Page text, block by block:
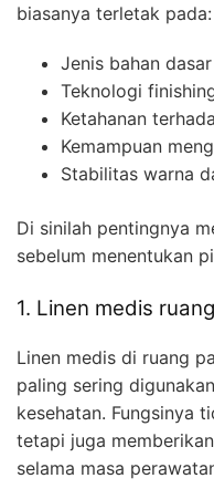
biasanya terletak pada:
Jenis bahan dasar
Teknologi
Ketahanan
Kemampuan
Stabilitas warna
Di sinilah pentingnya
sebelum menentukan
1. Linen medis
Linen medis di ruang
paling sering
kesehatan. Fungsinya
tetapi juga
selama masa